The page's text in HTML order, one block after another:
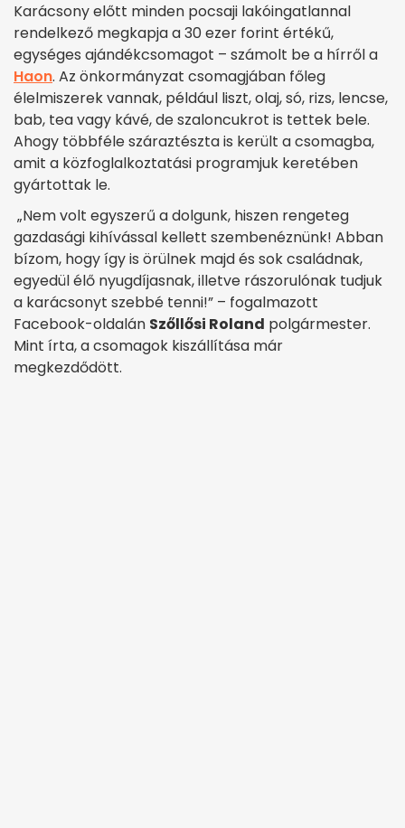
Karácsony előtt minden pocsaji lakóingatlannal
rendelkező megkapja a 30 ezer forint értékű,
egységes ajándékcsomagot – számolt be a hírről a
Haon. Az önkormányzat csomagjában főleg
élelmiszerek vannak, például liszt, olaj, só, rizs, lencse,
bab, tea vagy kávé, de szaloncukrot is tettek bele.
Ahogy többféle száraztészta is került a csomagba,
amit a közfoglalkoztatási programjuk keretében
gyártottak le.
„Nem volt egyszerű a dolgunk, hiszen rengeteg
gazdasági kihívással kellett szembenéznünk! Abban
bízom, hogy így is örülnek majd és sok családnak,
egyedül élő nyugdíjasnak, illetve rászorulónak tudjuk
a karácsonyt szebbé tenni!” – fogalmazott
Facebook-oldalán Szőllősi Roland polgármester.
Mint írta, a csomagok kiszállítása már
megkezdődött.